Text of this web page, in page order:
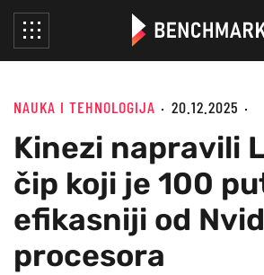
NAUKA I TEHNOLOGIJA 20.12.2025
Kinezi napravili
čip koji je 100
efikasniji od
procesora